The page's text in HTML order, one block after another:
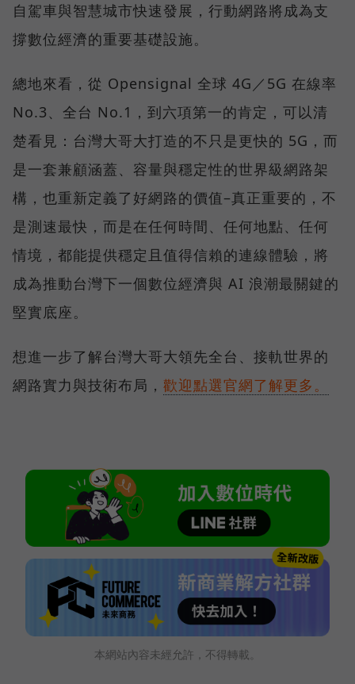
自駕車與智慧城市快速發展，行動網路將成為支
撐數位經濟的重要基礎設施。
總地來看，從 Opensignal 全球 4G／5G 在線率
No.3、全台 No.1，到六項第一的肯定，可以清
楚看見：台灣大哥大打造的不只是更快的 5G，而
是一套兼顧涵蓋、容量與穩定性的世界級網路架
構，也重新定義了好網路的價值–真正重要的，不
是測速最快，而是在任何時間、任何地點、任何
情境，都能提供穩定且值得信賴的連線體驗，將
成為推動台灣下一個數位經濟與 AI 浪潮最關鍵的
堅實底座。
想進一步了解台灣大哥大領先全台、接軌世界的
網路實力與技術布局， 歡迎點選官網了解更多。
本網站內容未經允許，不得轉載。